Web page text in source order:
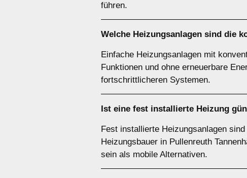
führen.
Welche Heizungsanlagen sind die
Einfache Heizungsanlagen mit
Funktionen und ohne erneuerbare
fortschrittlicheren Systemen.
Ist eine fest installierte Heizung
Fest installierte Heizungsanlagen
Heizungsbauer in Pullenreuth
sein als mobile Alternativen.